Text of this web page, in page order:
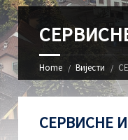
Home Вијести
СЕРВИСНЕ